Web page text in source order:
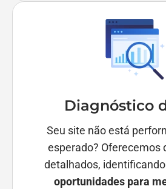
Diagnóstico
Seu site não está
esperado? Oferecemos
detalhados,
oportunidades para